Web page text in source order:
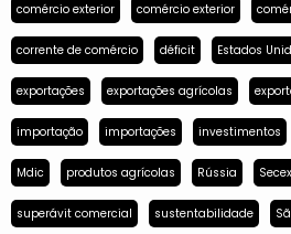
comércio exterior comércio exterior
corrente de comércio déficit Estados
exportações exportações agrícolas
importação importações investimentos
Mdic produtos agrícolas Rússia Secex
superávit comercial sustentabilidade